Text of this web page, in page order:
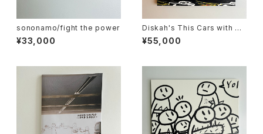
sononamo/fight the power
¥33,000
Diskah's This Cars with So
nonamo
¥55,000